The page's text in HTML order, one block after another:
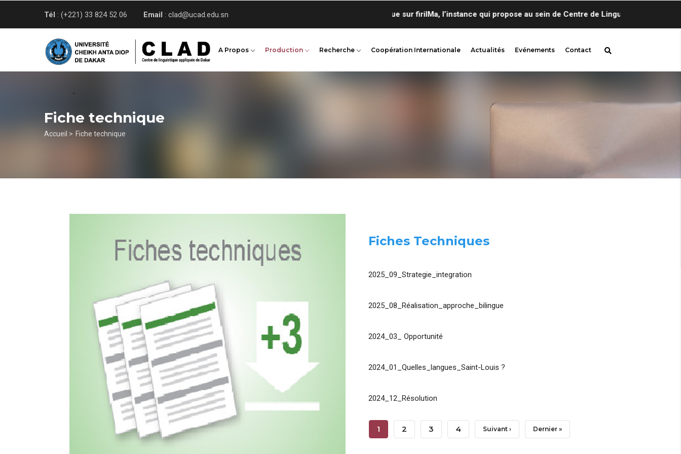
Tél : (+221) 33 824 52 06 Email : clad@ucad.edu.sn Bienvenue sur firilMa, l’instance qui propose au sein de Centre de Linguistique Appliquée
A Propos Production Recherche Coopération Internationale Actualités Evénements Contact
Fiche technique
Fil
Accueil > Fiche technique
Fiches Techniques
2025_09_Strategie_integration
2025_08_Réalisation_approche_bilingue
2024_03_ Opportunité
2024_01_Quelles_langues_Saint-Louis ?
2024_12_Résolution
Pagination
Page
1 Page
2 Page
3 Page
4 Page
Suivant › Dernière
Dernier »